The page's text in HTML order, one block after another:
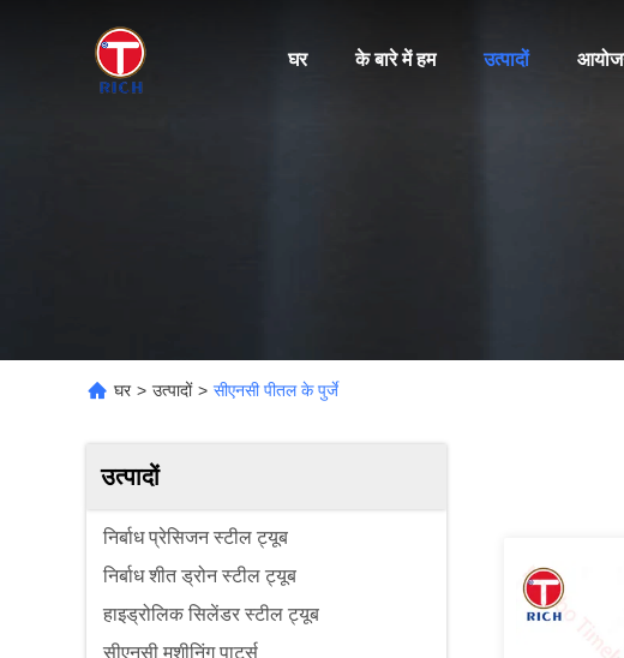
घर के बारे में हम उत्पादों
घर > उत्पादों > सीएनसी पीतल के पुर्जे
उत्पादों
निर्बाध प्रेसिजन स्टील ट्यूब
निर्बाध शीत ड्रोन स्टील ट्यूब
हाइड्रोलिक सिलेंडर स्टील ट्यूब
सीएनसी मशीनिंग पार्ट्स